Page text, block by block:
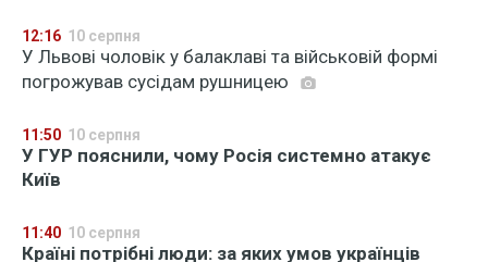
12:16 10 серпня
У Львові чоловік у балаклаві та військовій формі
погрожував сусідам рушницею
11:50 10 серпня
У ГУР пояснили, чому Росія системно атакує
Київ
11:40 10 серпня
Країні потрібні люди: за яких умов українців